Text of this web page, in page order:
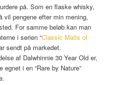
på. Som en flaske whisky,
pengene efter min mening,
For samme beløb kan man
i serien “Classic Malts of
sendt på markedet.
af Dalwhinnie 30 Year Old er,
i en “Rare by Nature”